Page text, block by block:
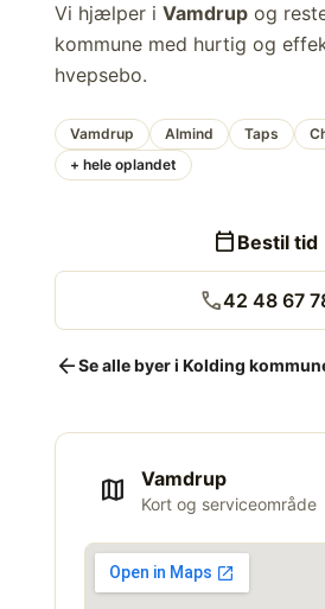
Vi hjælper i Vamdrup og
kommune med hurtig og
hvepsebo.
Vamdrup Almind Taps
+ hele oplandet
calendar_today Bestil tid
call42 48 67
arrow_backSe alle byer i Kolding
map Vamdrup
Kort og serviceområde